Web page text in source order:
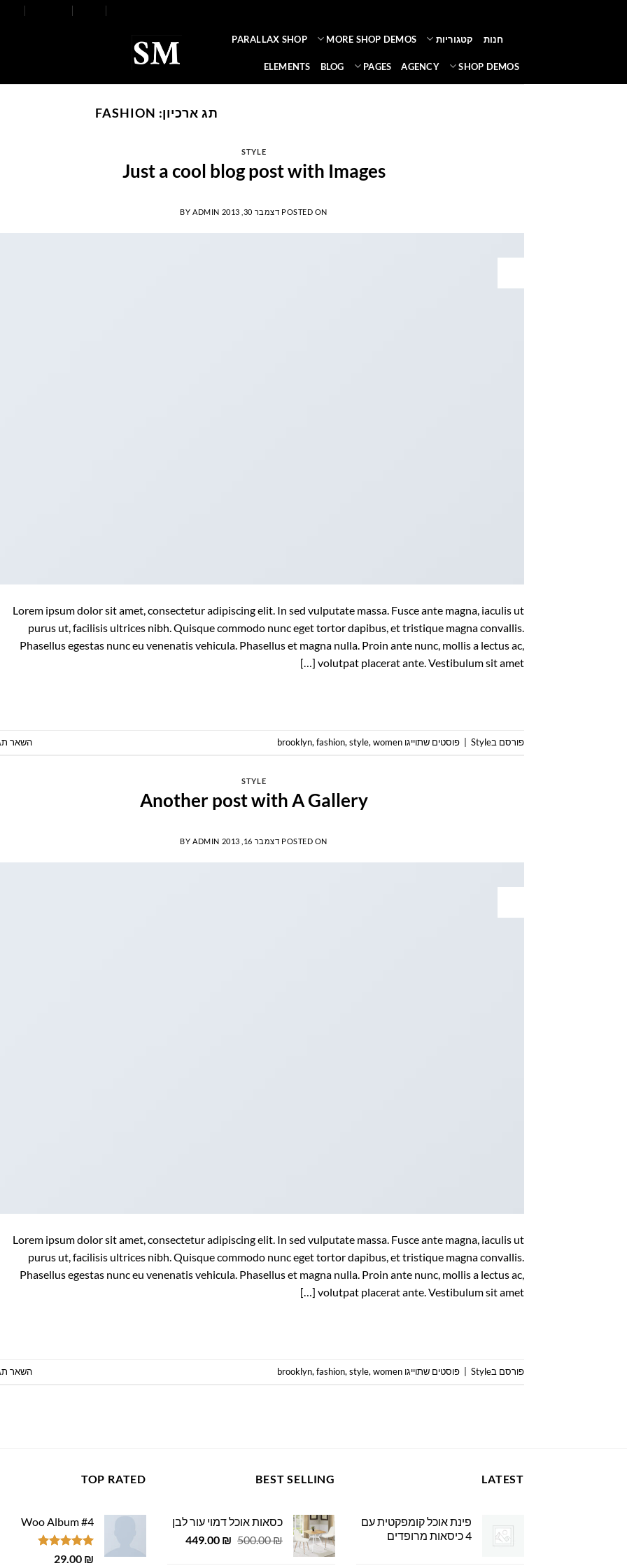
חנות קטגוריות MORE SHOP DEMOS
PARALLAX SHOP
SHOP DEMOS
AGENCY
PAGES
BLOG
ELEMENTS
תג ארכיון: FASHION
STYLE
Just a cool blog post with Images
POSTED ON דצמבר 30, 2013 BYADMIN
Lorem ipsum dolor sit amet, consectetur adipiscing elit. In sed vulputate massa. Fusce ante magna, iaculis ut
purus ut, facilisis ultrices nibh. Quisque commodo nunc eget tortor dapibus, et tristique magna convallis.
Phasellus egestas nunc eu venenatis vehicula. Phasellus et magna nulla. Proin ante nunc, mollis a lectus ac,
volutpat placerat ante. Vestibulum sit amet […]
פורסם בStyle פוסטים שתוייגו brooklyn,fashion,style,women השאר
STYLE
Another post with A Gallery
POSTED ON דצמבר 16, 2013 BY ADMIN
Lorem ipsum dolor sit amet, consectetur adipiscing elit. In sed vulputate massa. Fusce ante magna, iaculis ut
purus ut, facilisis ultrices nibh. Quisque commodo nunc eget tortor dapibus, et tristique magna convallis.
Phasellus egestas nunc eu venenatis vehicula. Phasellus et magna nulla. Proin ante nunc, mollis a lectus ac,
volutpat placerat ante. Vestibulum sit amet […]
פורסם בStyle פוסטים שתוייגו brooklyn, fashion, style, women השאר
LATEST
פינת אוכל קומפקטית עם
4 כיסאות מרופדים
BEST SELLING
כסאות אוכל דמוי עור לבן
500.00₪
המחיר
449.00 ₪
המחיר
TOP RATED
Woo Album #4
דורג5.00
29.00 ₪